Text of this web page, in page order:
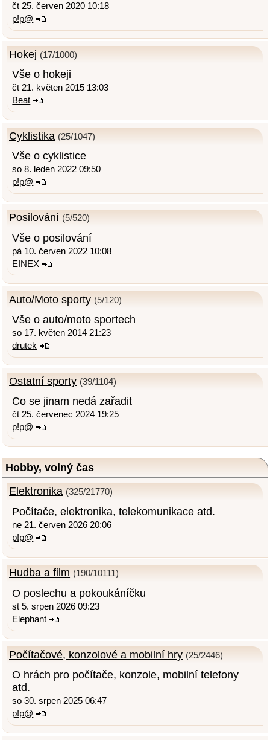
čt 25. červen 2020 10:18
p!p@
Hokej (17/1000)
Vše o hokeji
čt 21. květen 2015 13:03
Beat
Cyklistika (25/1047)
Vše o cyklistice
so 8. leden 2022 09:50
p!p@
Posilování (5/520)
Vše o posilování
pá 10. červen 2022 10:08
EINEX
Auto/Moto sporty (5/120)
Vše o auto/moto sportech
so 17. květen 2014 21:23
drutek
Ostatní sporty (39/1104)
Co se jinam nedá zařadit
čt 25. červenec 2024 19:25
p!p@
Hobby, volný čas
Elektronika (325/21770)
Počítače, elektronika, telekomunikace atd.
ne 21. červen 2026 20:06
p!p@
Hudba a film (190/10111)
O poslechu a pokoukáníčku
st 5. srpen 2026 09:23
Elephant
Počítačové, konzolové a mobilní hry (25/2446)
O hrách pro počítače, konzole, mobilní telefony
atd.
so 30. srpen 2025 06:47
p!p@